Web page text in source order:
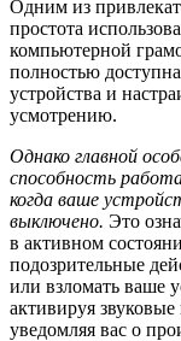
Одним из
простота
компьютерной
полностью
устройства и
усмотрению.
Однако главной
способность
когда ваше
выключено. Это
в активном
подозрительные
или взломать ваше
активируя
уведомляя вас о